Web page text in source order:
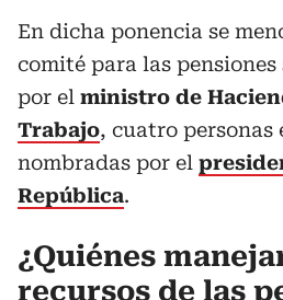
En dicha ponencia se
comité para las
por el ministro de
Trabajo, cuatro personas
nombradas por el
República.
¿Quiénes
recursos de las